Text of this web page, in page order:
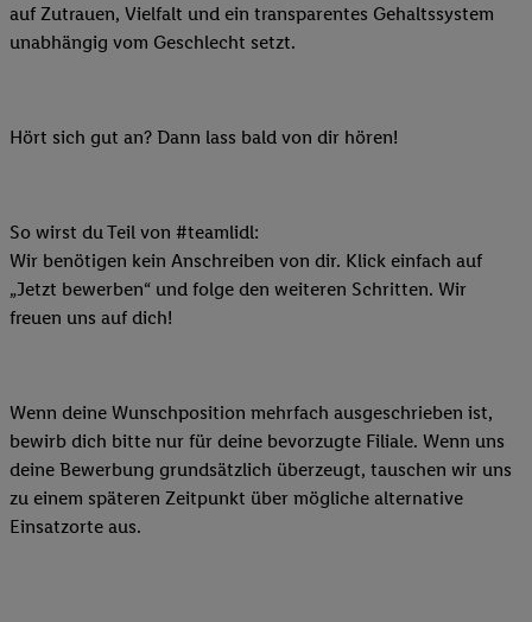
auf Zutrauen, Vielfalt und ein transparentes Gehaltssystem
unabhängig vom Geschlecht setzt.
Hört sich gut an? Dann lass bald von dir hören!
So wirst du Teil von #teamlidl:
Wir benötigen kein Anschreiben von dir. Klick einfach auf
„Jetzt bewerben“ und folge den weiteren Schritten. Wir
freuen uns auf dich!
Wenn deine Wunschposition mehrfach ausgeschrieben ist,
bewirb dich bitte nur für deine bevorzugte Filiale. Wenn uns
deine Bewerbung grundsätzlich überzeugt, tauschen wir uns
zu einem späteren Zeitpunkt über mögliche alternative
Einsatzorte aus.